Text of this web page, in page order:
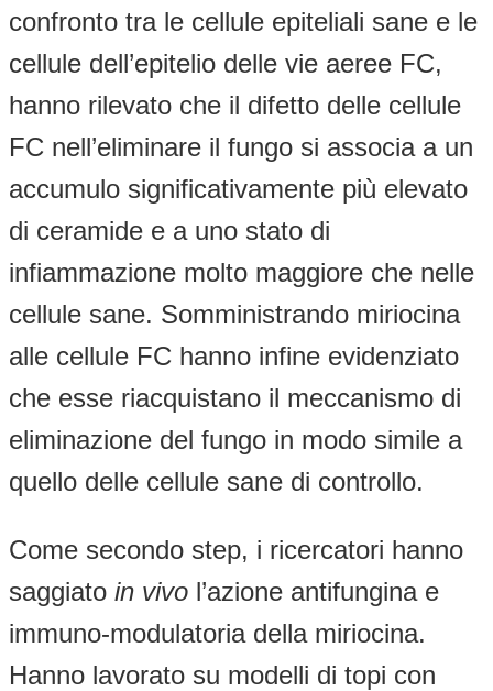
confronto tra le cellule epiteliali sane e le
cellule dell’epitelio delle vie aeree FC,
hanno rilevato che il difetto delle cellule
FC nell’eliminare il fungo si associa a un
accumulo significativamente più elevato
di ceramide e a uno stato di
infiammazione molto maggiore che nelle
cellule sane. Somministrando miriocina
alle cellule FC hanno infine evidenziato
che esse riacquistano il meccanismo di
eliminazione del fungo in modo simile a
quello delle cellule sane di controllo.
Come secondo step, i ricercatori hanno
saggiato in vivo l’azione antifungina e
immuno-modulatoria della miriocina.
Hanno lavorato su modelli di topi con